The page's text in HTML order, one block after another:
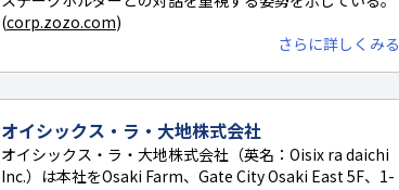
(corp.zozo.com)
さらに詳しくみる
オイシックス・ラ・大地株式会社
オイシックス・ラ・大地株式会社（英名：Oisix ra daichi
Inc.）は本社をOsaki Farm、Gate City Osaki East 5F、1-